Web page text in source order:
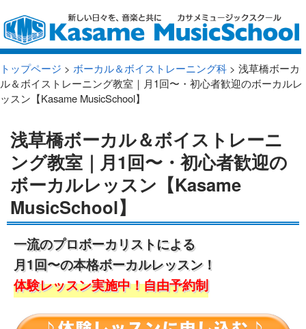
トップページ > ボーカル＆ボイストレーニング科 > 浅草橋ボーカ
ル＆ボイストレーニング教室｜月1回〜・初心者歓迎のボーカルレ
ッスン【Kasame MusicSchool】
浅草橋ボーカル＆ボイストレーニ
ング教室｜月1回〜・初心者歓迎の
ボーカルレッスン【Kasame
MusicSchool】
一流のプロボーカリストによる
月1回〜の本格ボーカルレッスン！
体験レッスン実施中！自由予約制